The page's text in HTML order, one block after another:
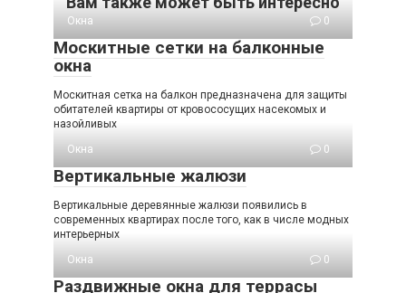
Окна 0
Москитные сетки на балконные
окна
Москитная сетка на балкон предназначена для защиты
обитателей квартиры от кровососущих насекомых и
назойливых
Окна
0
Вертикальные жалюзи
Вертикальные деревянные жалюзи появились в
современных квартирах после того, как в числе модных
интерьерных
Окна
0
Раздвижные окна для террасы